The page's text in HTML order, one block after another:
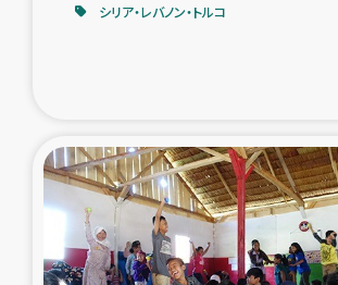
ミャンマー緊急支援
タイ国境ミャンマー移民子ど
漁民によるマングローブ植林
シリア・レバノン・トルコ